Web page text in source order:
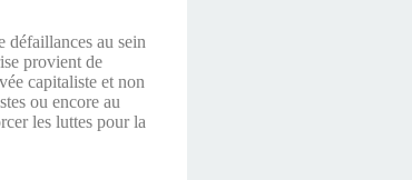
défaillances au sein
provient de
capitaliste et non
ou encore au
les luttes pour la